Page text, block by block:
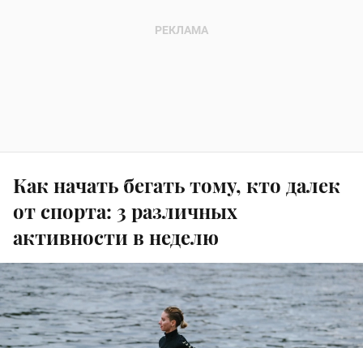
Как начать бегать тому, кто далек
от спорта: 3 различных
активности в неделю